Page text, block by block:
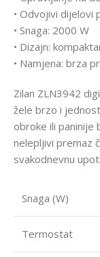
• Odvojivi dijelovi
• Snaga: 2000 W
• Dizajn:
• Namjena: brza
Zilan ZLN3942
žele brzo i
obroke ili paninije
nelepljivi premaz
svakodnevnu
Snaga (W)
Termostat